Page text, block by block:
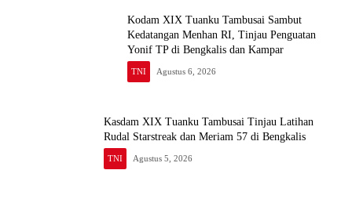
Kodam XIX Tuanku Tambusai Sambut
Kedatangan Menhan RI, Tinjau Penguatan
Yonif TP di Bengkalis dan Kampar
TNI Agustus 6, 2026
Kasdam XIX Tuanku Tambusai Tinjau Latihan
Rudal Starstreak dan Meriam 57 di Bengkalis
TNI Agustus 5, 2026